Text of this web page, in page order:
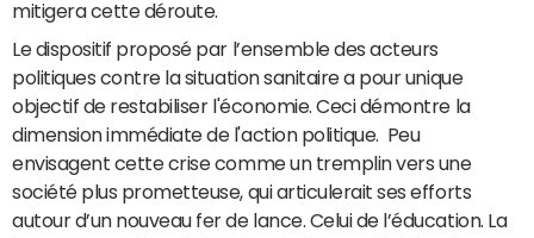
mitigera cette déroute.
Le dispositif proposé par l’ensemble des acteurs
politiques contre la situation sanitaire a pour unique
objectif de restabiliser l'économie. Ceci démontre la
dimension immédiate de l'action politique. Peu
envisagent cette crise comme un tremplin vers une
société plus prometteuse, qui articulerait ses efforts
autour d’un nouveau fer de lance. Celui de l’éducation. La